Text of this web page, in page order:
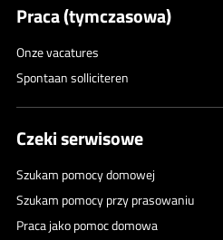
Praca (tymczasowa)
Onze vacatures
Spontaan solliciteren
Czeki serwisowe
Szukam pomocy domowej
Szukam pomocy przy prasowaniu
Praca jako pomoc domowa